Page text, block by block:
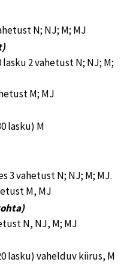
N; NJ; M; MJ
2 vahetust N; NJ; M;
M; MJ
lasku) M
3 vahetust N; NJ; M; MJ.
M, MJ
N, NJ, M; MJ
lasku) vahelduv kiirus, M